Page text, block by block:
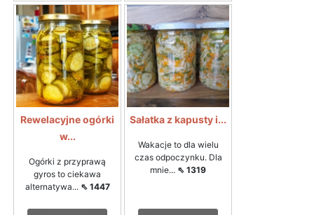
Rewelacyjne ogórki
w...
Ogórki z przyprawą
gyros to ciekawa
alternatywa... ⇖ 1447
Sałatka z kapusty i...
Wakacje to dla wielu
czas odpoczynku. Dla
mnie... ⇖ 1319